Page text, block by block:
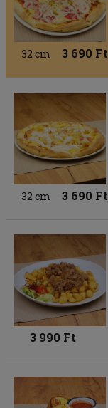
32 cm 3 690 Ft
32 cm 3 690 Ft
3 990 Ft